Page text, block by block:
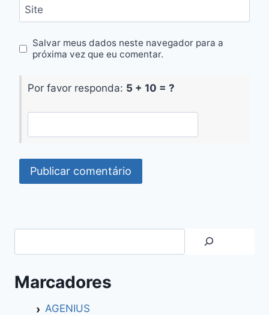
Site
Salvar meus dados neste navegador para a
próxima vez que eu comentar.
Por favor responda: 5 + 10 = ?
Marcadores
AGENIUS